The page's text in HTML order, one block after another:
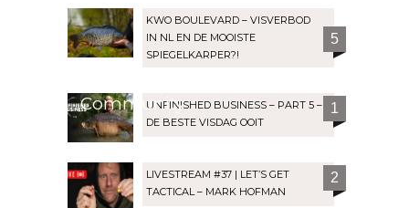
KWO BOULEVARD – VISVERBOD
IN NL EN DE MOOISTE
SPIEGELKARPER?!
5
CommunityUNFINISHED BUSINESS – PART 5 –
DE BESTE VISDAG OOIT
1
LIVESTREAM #37 | LET’S GET
TACTICAL – MARK HOFMAN
2